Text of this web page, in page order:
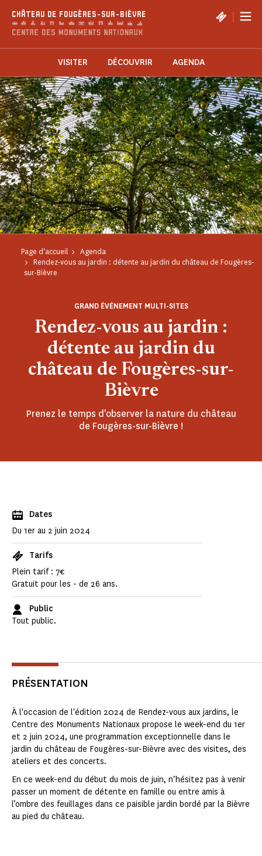
CHÂTEAU DE FOUGÈRES-SUR-BIÈVRE |
VISITER DÉCOUVRIR AGENDA
Page d'accueil
Agenda
Rendez-vous au jardin : détente au jardin du château de Fougères-
sur-Bièvre
Rendez-vous au jardin :
détente au jardin du
château de Fougères-sur-
Bièvre
GRAND ÉVÉNEMENT MULTI-SITES
Prenez le temps d'observer la nature du château
de Fougères-sur-Bièvre !
Dates
Du 1er au 2 juin 2024
Tarifs
Plein tarif : 7€
Gratuit pour les - de 26 ans.
Public
Tout public.
PRÉSENTATION
À l'occasion de l'édition 2024 de Rendez-vous aux jardins, le
Centre des Monuments Nationaux propose le week-end du 1er
et 2 juin 2024, une programmation exceptionnelle dans le
jardin du château de Fougères-sur-Bièvre avec des visites, des
ateliers et des concerts.
En ce week-end du début du mois de juin, n’hésitez pas à venir
passer un moment de détente en famille ou entre amis à
l’ombre des feuillages dans ce paisible jardin bordé par la Bièvre
au pied du château.